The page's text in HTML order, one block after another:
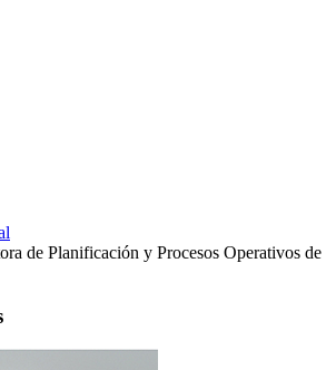
de Planificación y Procesos Operativos de